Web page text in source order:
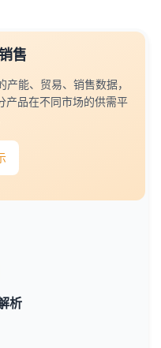
售
能、贸易、销售数据，
产品在不同市场的供需平
析